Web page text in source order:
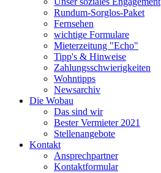
Rundum-Sorglos-Paket
Fernsehen
wichtige Formulare
Mieterzeitung "Echo"
Tipp's & Hinweise
Zahlungsschwierigkeiten
Wohntipps
Newsarchiv
Die Wobau
Das sind wir
Bester Vermieter 2021
Stellenangebote
Kontakt
Ansprechpartner
Kontaktformular